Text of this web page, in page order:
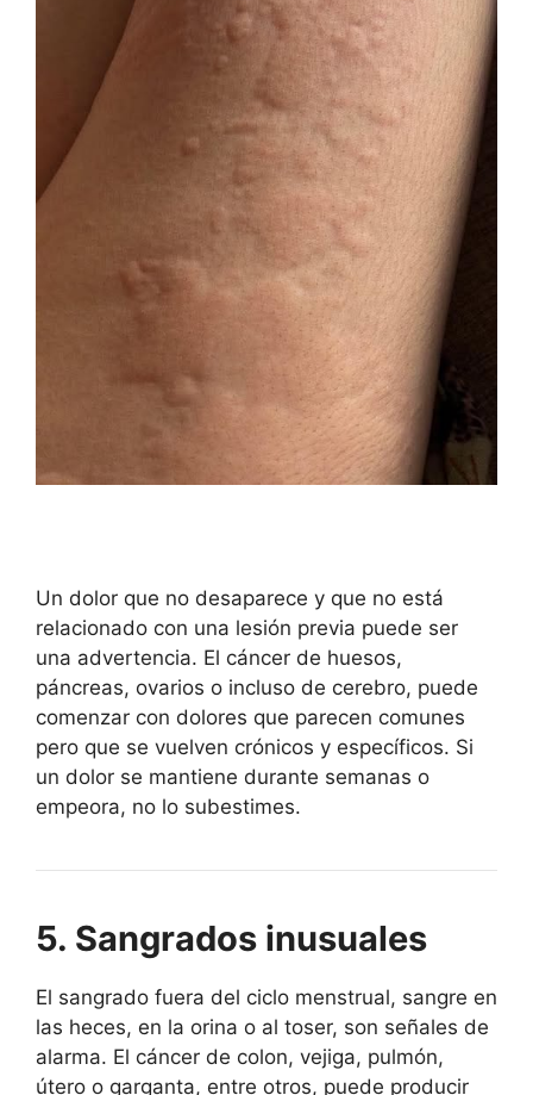
Un dolor que no desaparece y que no está
relacionado con una lesión previa puede ser
una advertencia. El cáncer de huesos,
páncreas, ovarios o incluso de cerebro, puede
comenzar con dolores que parecen comunes
pero que se vuelven crónicos y específicos. Si
un dolor se mantiene durante semanas o
empeora, no lo subestimes.
5. Sangrados inusuales
El sangrado fuera del ciclo menstrual, sangre en
las heces, en la orina o al toser, son señales de
alarma. El cáncer de colon, vejiga, pulmón,
útero o garganta, entre otros, puede producir